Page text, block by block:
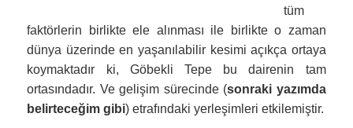
tüm
faktörlerin birlikte ele alınması ile birlikte o zaman
dünya üzerinde en yaşanılabilir kesimi açıkça ortaya
koymaktadır ki, Göbekli Tepe bu dairenin tam
ortasındadır. Ve gelişim sürecinde (sonraki yazımda
belirteceğim gibi) etrafındaki yerleşimleri etkilemiştir.